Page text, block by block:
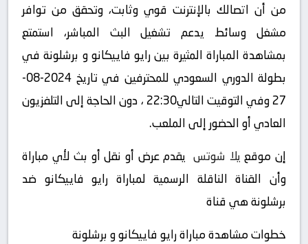
من أن اتصالك بالإنترنت قوي وثابت، وتحقق من توافر
مشغل وسائط يدعم تشغيل البث المباشر، استمتع
بمشاهدة المباراة المثيرة بين رايو فاييكانو و برشلونة في
بطولة الدوري السعودي للمحترفين في تاريخ 2024-08-
27 وفي التوقيت التالي22:30 ، دون الحاجة إلى التلفزيون
العادي أو الحضور إلى الملعب.
إن موقع يلا شوتسيقدم عرض أو نقل أو بث لأي مباراة
وأن القناة الناقلة الرسمية لمباراة رايو فاييكانو ضد
برشلونة هي قناة
خطوات مشاهدة مباراة رايو فاييكانو و برشلونة